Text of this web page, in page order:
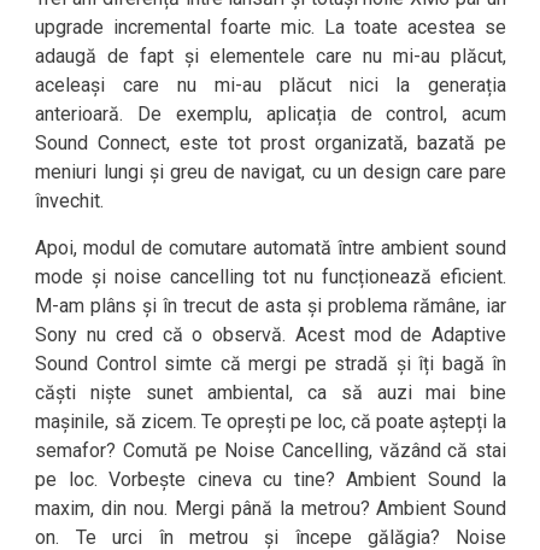
upgrade incremental foarte mic. La toate acestea se
adaugă de fapt și elementele care nu mi-au plăcut,
aceleași care nu mi-au plăcut nici la generația
anterioară. De exemplu, aplicația de control, acum
Sound Connect, este tot prost organizată, bazată pe
meniuri lungi și greu de navigat, cu un design care pare
învechit.
Apoi, modul de comutare automată între ambient sound
mode și noise cancelling tot nu funcționează eficient.
M-am plâns și în trecut de asta și problema rămâne, iar
Sony nu cred că o observă. Acest mod de Adaptive
Sound Control simte că mergi pe stradă și îți bagă în
căști niște sunet ambiental, ca să auzi mai bine
mașinile, să zicem. Te oprești pe loc, că poate aștepți la
semafor? Comută pe Noise Cancelling, văzând că stai
pe loc. Vorbește cineva cu tine? Ambient Sound la
maxim, din nou. Mergi până la metrou? Ambient Sound
on. Te urci în metrou și începe gălăgia? Noise